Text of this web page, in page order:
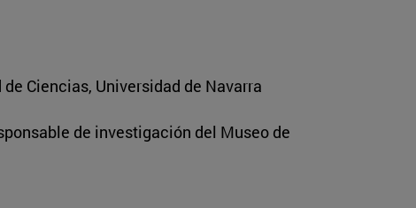
Ciencias, Universidad de Navarra
de investigación del Museo de